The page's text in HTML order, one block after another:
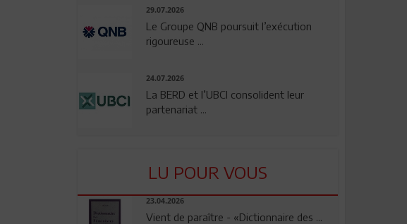
29.07.2026
Le Groupe QNB poursuit l’exécution
rigoureuse ...
24.07.2026
La BERD et l’UBCI consolident leur
partenariat ...
LU POUR VOUS
23.04.2026
Vient de paraître - «Dictionnaire des ...